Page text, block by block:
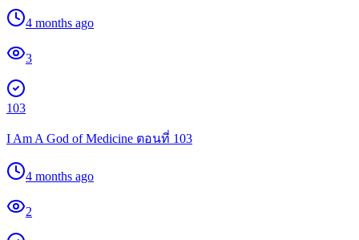
4 months ago
3
103
I Am A God of Medicine ตอนที่ 103
4 months ago
2